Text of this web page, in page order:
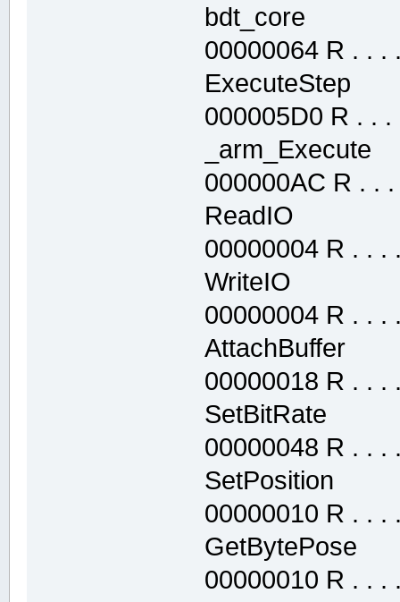
bdt_core
00000064 R . . .
ExecuteStep
000005D0 R . . .
000000AC R . .
ReadIO
00000004 R . . .
WriteIO
00000004 R . . .
AttachBuffer
00000018 R . . .
SetBitRate
00000048 R . . .
SetPosition
00000010 R . . .
00000010 R . . .